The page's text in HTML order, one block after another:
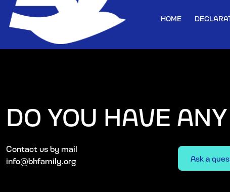
HOME
DO YOU HAVE
Contact us by mail
info@bhfamily.org
Ask a